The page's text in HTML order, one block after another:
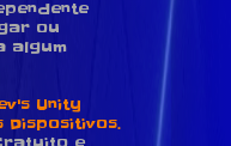
ou
algum
Unity
Dispositivos.